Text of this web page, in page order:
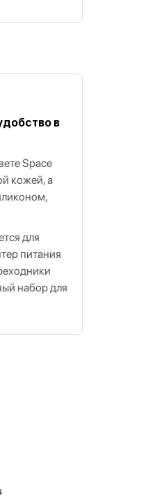
в
Space
кожей, а
для
питания
набор для